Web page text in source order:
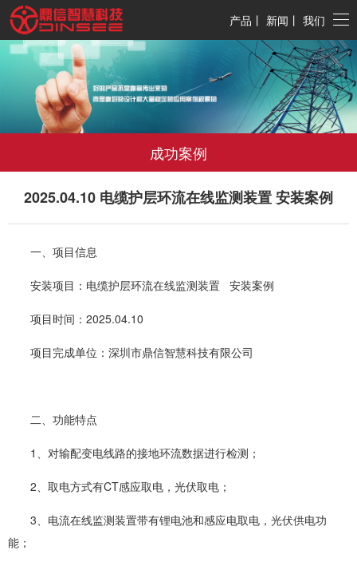
产品 丨 新闻 丨 我们
成功案例
2025.04.10 电缆护层环流在线监测装置 安装案例
一、项目信息
安装项目：电缆护层环流在线监测装置 安装案例
项目时间：2025.04.10
项目完成单位：深圳市鼎信智慧科技有限公司
二、功能特点
1、对输配变电线路的接地环流数据进行检测；
2、取电方式有CT感应取电，光伏取电；
3、电流在线监测装置带有锂电池和感应电取电，光伏供电功
能；